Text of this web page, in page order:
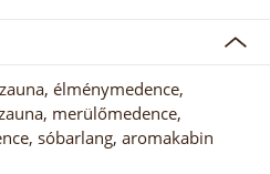
élménymedence,
merülőmedence,
sóbarlang, aromakabin